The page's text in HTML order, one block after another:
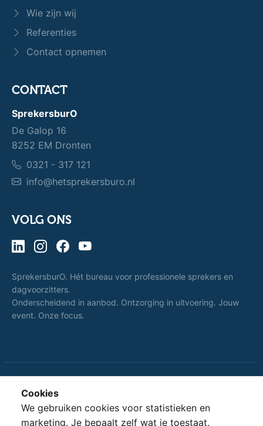
Wie zijn wij
Referenties
Contact opnemen
CONTACT
SprekersburO
De Galop 16
8252 EM Dronten
0321 - 317 121
info@hetsprekersburo.nl
VOLG ONS
SprekersburO. Hét bureau voor professionele sprekers en
dagvoorzitters.
Onderscheidend in aanbod. Ontzorging in uitvoering. Jouw
event. Onze focus.
SprekersburO.
Cookies
We gebruiken cookies voor statistieken en
marketing. Je bepaalt zelf wat je toestaat.